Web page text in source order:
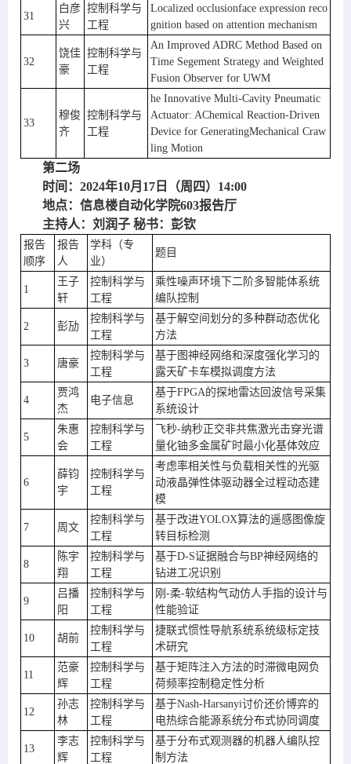
31
白彦
兴
控制科学与
工程
Localized occlusionface expression reco
gnition based on attention mechanism
32
饶佳
豪
控制科学与
工程
An Improved ADRC Method Based on
Time Segement Strategy and Weighted
Fusion Observer for UWM
33
穆俊
齐
控制科学与
工程
he Innovative Multi-Cavity Pneumatic
Actuator: AChemical Reaction-Driven
Device for GeneratingMechanical Craw
ling Motion
第二场
时间：2024年10月17日（周四）14:00
地点：信息楼自动化学院603报告厅
主持人：刘润子 秘书：彭钦
报告
顺序
报告
人
学科（专
业）
题目
1
王子
轩
控制科学与
工程
乘性噪声环境下二阶多智能体系统
编队控制
2 彭劢
控制科学与
工程
基于解空间划分的多种群动态优化
方法
3 唐豪
控制科学与
工程
基于图神经网络和深度强化学习的
露天矿卡车模拟调度方法
4
贾鸿
杰
电子信息
基于FPGA的探地雷达回波信号采集
系统设计
5
朱惠
会
控制科学与
工程
飞秒-纳秒正交非共焦激光击穿光谱
量化铀多金属矿时最小化基体效应
6
薛钧
宇
控制科学与
工程
考虑率相关性与负载相关性的光驱
动液晶弹性体驱动器全过程动态建
模
7 周文
控制科学与
工程
基于改进YOLOX算法的遥感图像旋
转目标检测
8
陈宇
翔
控制科学与
工程
基于D-S证据融合与BP神经网络的
钻进工况识别
9
吕播
阳
控制科学与
工程
刚-柔-软结构气动仿人手指的设计与
性能验证
10 胡前
控制科学与
工程
捷联式惯性导航系统系统级标定技
术研究
11
范豪
辉
控制科学与
工程
基于矩阵注入方法的时滞微电网负
荷频率控制稳定性分析
12
孙志
林
控制科学与
工程
基于Nash-Harsanyi讨价还价博弈的
电热综合能源系统分布式协同调度
13
李志
辉
控制科学与
工程
基于分布式观测器的机器人编队控
制方法